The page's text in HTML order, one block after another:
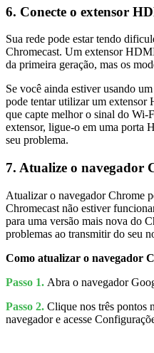
6. Conecte o extensor
Sua rede pode estar tendo
Chromecast. Um extensor
da primeira geração, mas os
Se você ainda estiver usando
pode tentar utilizar um
que capte melhor o sinal do Wi-
extensor, ligue-o em uma porta
seu problema.
7. Atualize o navegador
Atualizar o navegador Chrome
Chromecast não estiver
para uma versão mais nova do
problemas ao transmitir do seu
Como atualizar o navegador
Passo 1. Abra o navegador
Passo 2. Clique nos três pontos
navegador e acesse